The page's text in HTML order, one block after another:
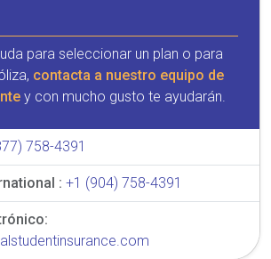
para seleccionar un plan o para
contacta a nuestro equipo de
y con mucho gusto te ayudarán.
758-4391
: +1 (904) 758-4391